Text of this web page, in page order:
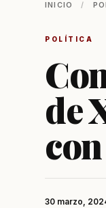
INICIO /
POLÍTICA
de
30 marzo,